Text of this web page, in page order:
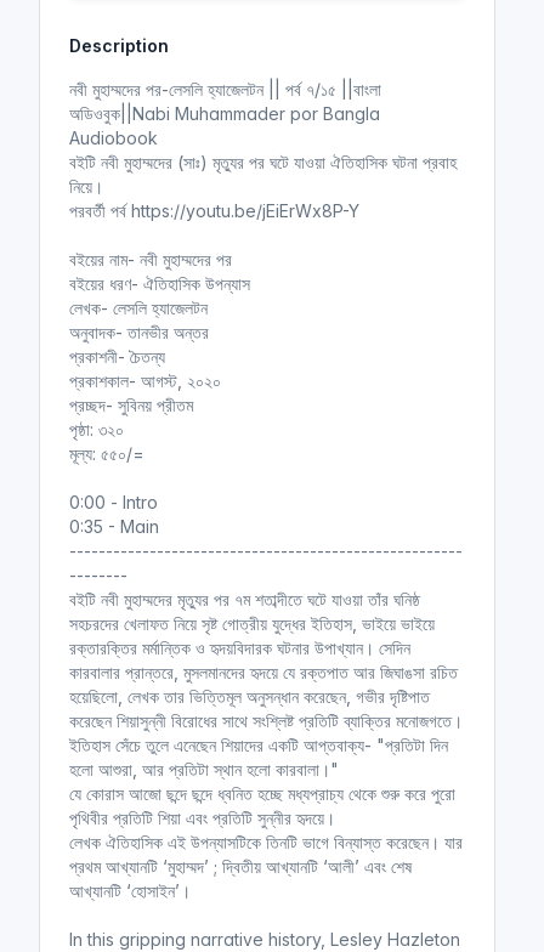
l
Description
নবী মুহাম্মদের পর-লেসলি হ্যাজেলটন || পর্ব ৭/১৫ ||বাংলা
অডিওবুক||Nabi Muhammader por Bangla
Audiobook
বইটি নবী মুহাম্মদের (সাঃ) মৃত্যুর পর ঘটে যাওয়া ঐতিহাসিক ঘটনা প্রবাহ
নিয়ে।
পরবর্তী পর্ব https://youtu.be/jEiErWx8P-Y
বইয়ের নাম- নবী মুহাম্মদের পর
বইয়ের ধরণ- ঐতিহাসিক উপন্যাস
লেখক- লেসলি হ্যাজেলটন
অনুবাদক- তানভীর অন্তর
প্রকাশনী- চৈতন্য
প্রকাশকাল- আগস্ট, ২০২০
প্রচ্ছদ- সুবিনয় প্রীতম
পৃষ্ঠা: ৩২০
মূল্য: ৫৫০/=
0:00 - Intro
0:35 - Main
------------------------------------------------------
--------
বইটি নবী মুহাম্মদের মৃত্যুর পর ৭ম শতাব্দীতে ঘটে যাওয়া তাঁর ঘনিষ্ঠ
সহচরদের খেলাফত নিয়ে সৃষ্ট গোত্রীয় যুদ্ধের ইতিহাস, ভাইয়ে ভাইয়ে
রক্তারক্তির মর্মান্তিক ও হৃদয়বিদারক ঘটনার উপাখ্যান। সেদিন
কারবালার প্রান্তরে, মুসলমানদের হৃদয়ে যে রক্তপাত আর জিঘাঙসা রচিত
হয়েছিলো, লেখক তার ভিত্তিমূল অনুসন্ধান করেছেন, গভীর দৃষ্টিপাত
করেছেন শিয়াসুন্নী বিরোধের সাথে সংশ্লিষ্ট প্রতিটি ব্যাক্তির মনোজগতে।
ইতিহাস সেঁচে তুলে এনেছেন শিয়াদের একটি আপ্তবাক্য- "প্রতিটা দিন
হলো আশুরা, আর প্রতিটা স্থান হলো কারবালা।"
যে কোরাস আজো ছন্দে ছন্দে ধ্বনিত হচ্ছে মধ্যপ্রাচ্য থেকে শুরু করে পুরো
পৃথিবীর প্রতিটি শিয়া এবং প্রতিটি সুন্নীর হৃদয়ে।
লেখক ঐতিহাসিক এই উপন্যাসটিকে তিনটি ভাগে বিন্যাস্ত করেছেন। যার
প্রথম আখ্যানটি ‘মুহাম্মদ’ ; দ্বিতীয় আখ্যানটি ‘আলী’ এবং শেষ
আখ্যানটি ‘হোসাইন’।
In this gripping narrative history, Lesley Hazleton